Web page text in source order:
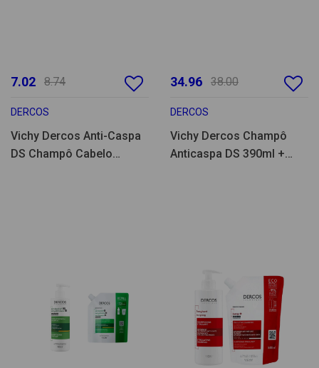
7.02 8.74
DERCOS
Vichy Dercos Anti-Caspa
DS Champô Cabelo
34.96 38.00
DERCOS
Vichy Dercos Champô
Anticaspa DS 390ml +